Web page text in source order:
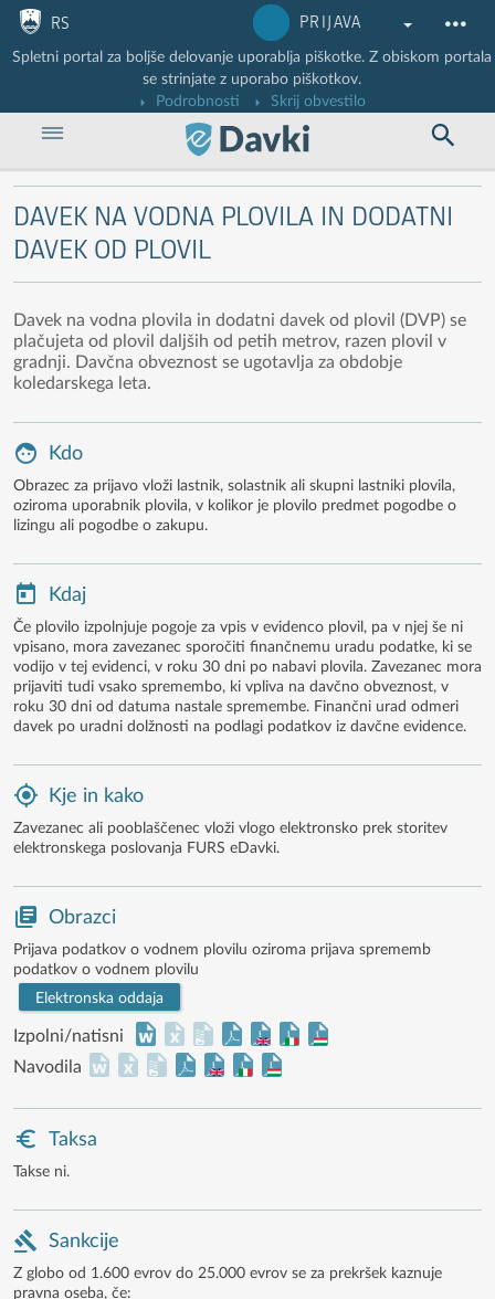
Nadaljuj na vsebino
Nadaljuj na vsebino zaprtega portala
RS PRIJAVA
Spletni portal za boljše delovanje uporablja piškotke. Z obiskom portala
se strinjate z uporabo piškotkov.
Podrobnosti
Skrij obvestilo
DAVEK NA VODNA PLOVILA IN DODATNI
DAVEK OD PLOVIL
Davek na vodna plovila in dodatni davek od plovil (DVP) se
plačujeta od plovil daljših od petih metrov, razen plovil v
gradnji. Davčna obveznost se ugotavlja za obdobje
koledarskega leta.
Kdo
Obrazec za prijavo vloži lastnik, solastnik ali skupni lastniki plovila,
oziroma uporabnik plovila, v kolikor je plovilo predmet pogodbe o
lizingu ali pogodbe o zakupu.
Kdaj
Če plovilo izpolnjuje pogoje za vpis v evidenco plovil, pa v njej še ni
vpisano, mora zavezanec sporočiti finančnemu uradu podatke, ki se
vodijo v tej evidenci, v roku 30 dni po nabavi plovila. Zavezanec mora
prijaviti tudi vsako spremembo, ki vpliva na davčno obveznost, v
roku 30 dni od datuma nastale spremembe. Finančni urad odmeri
davek po uradni dolžnosti na podlagi podatkov iz davčne evidence.
Kje in kako
Zavezanec ali pooblaščenec vloži vlogo elektronsko prek storitev
elektronskega poslovanja FURS eDavki.
Obrazci
Prijava podatkov o vodnem plovilu oziroma prijava sprememb
podatkov o vodnem plovilu
Elektronska oddaja
Izpolni/natisni
Navodila
Taksa
Takse ni.
Sankcije
Z globo od 1.600 evrov do 25.000 evrov se za prekršek kaznuje
pravna oseba, če: